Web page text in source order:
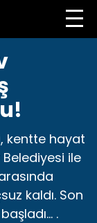
kentte hayat
ile
kaldı. Son
.